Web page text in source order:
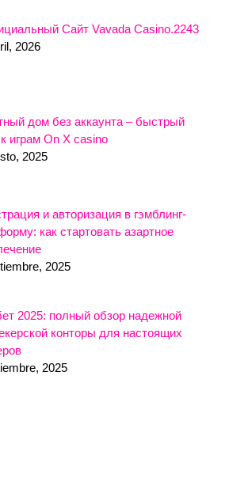
Сайт Vavada Casino.2243
2026
дом без аккаунта – быстрый
играм On X casino
2025
и авторизация в гэмблинг-
как стартовать азартное
2025
2025: полный обзор надежной
конторы для настоящих
2025